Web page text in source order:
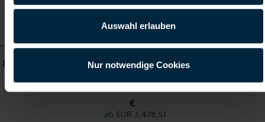
Auswahl erlauben
Nur notwendige Cookies
Details zu diesem Job
anzeigen
NC CNC-Techniker Außendienst Montage europaweit - Nähe
ab EUR 3.478,51